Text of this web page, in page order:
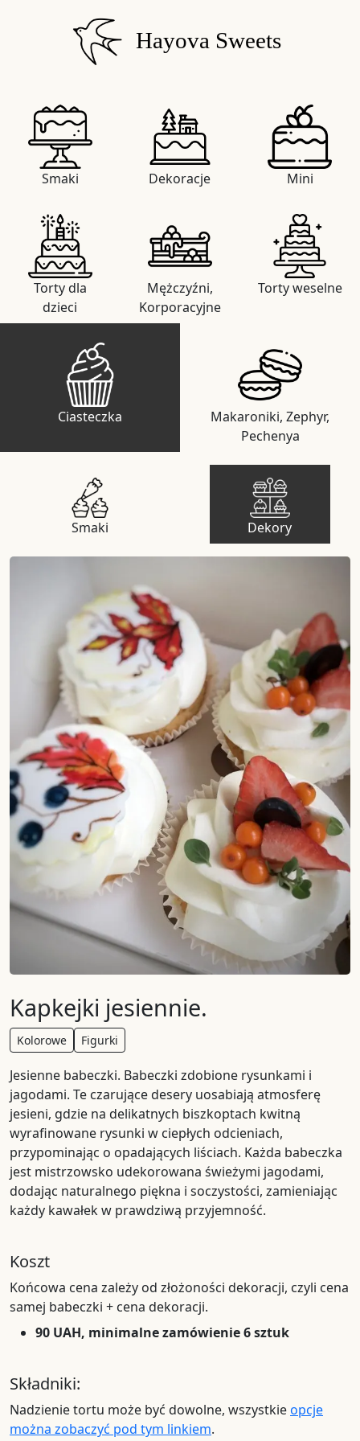
Hayova Sweets
Smaki Dekoracje Mini
Torty dla
dzieci
Mężczyźni,
Korporacyjne
Torty weselne
Ciasteczka
Makaroniki, Zephyr,
Pechenya
Smaki Dekory
Kapkejki jesiennie.
Kolorowe Figurki
Jesienne babeczki. Babeczki zdobione rysunkami i
jagodami. Te czarujące desery uosabiają atmosferę
jesieni, gdzie na delikatnych biszkoptach kwitną
wyrafinowane rysunki w ciepłych odcieniach,
przypominając o opadających liściach. Każda babeczka
jest mistrzowsko udekorowana świeżymi jagodami,
dodając naturalnego piękna i soczystości, zamieniając
każdy kawałek w prawdziwą przyjemność.
Koszt
Końcowa cena zależy od złożoności dekoracji, czyli cena
samej babeczki + cena dekoracji.
90 UAH, minimalne zamówienie 6 sztuk
Składniki:
Nadzienie tortu może być dowolne, wszystkieopcje
można zobaczyć pod tym linkiem.